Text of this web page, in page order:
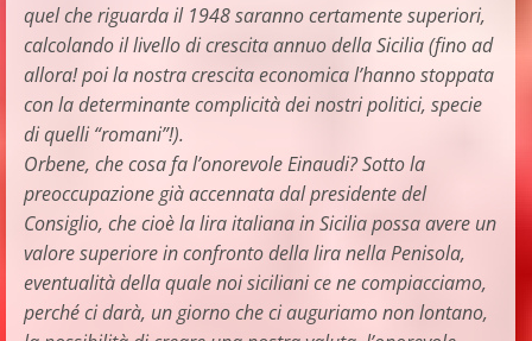
quel che riguarda il 1948 saranno certamente superiori,
calcolando il livello di crescita annuo della Sicilia (fino ad
allora! poi la nostra crescita economica l’hanno stoppata
con la determinante complicità dei nostri politici, specie
di quelli “romani”!).
Orbene, che cosa fa l’onorevole Einaudi? Sotto la
preoccupazione già accennata dal presidente del
Consiglio, che cioè la lira italiana in Sicilia possa avere un
valore superiore in confronto della lira nella Penisola,
eventualità della quale noi siciliani ce ne compiacciamo,
perché ci darà, un giorno che ci auguriamo non lontano,